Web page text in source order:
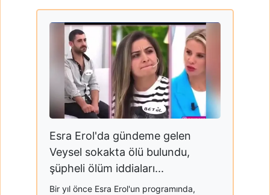
Esra Erol'da gündeme gelen
Veysel sokakta ölü bulundu,
şüpheli ölüm iddiaları...
Bir yıl önce Esra Erol'un programında,